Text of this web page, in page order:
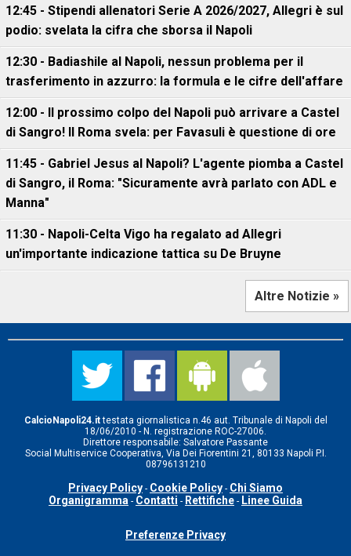
12:45 - Stipendi allenatori Serie A 2026/2027, Allegri è sul
podio: svelata la cifra che sborsa il Napoli
12:30 - Badiashile al Napoli, nessun problema per il
trasferimento in azzurro: la formula e le cifre dell'affare
12:00 - Il prossimo colpo del Napoli può arrivare a Castel
di Sangro! Il Roma svela: per Favasuli è questione di ore
11:45 - Gabriel Jesus al Napoli? L'agente piomba a Castel
di Sangro, il Roma: "Sicuramente avrà parlato con ADL e
Manna"
11:30 - Napoli-Celta Vigo ha regalato ad Allegri
un'importante indicazione tattica su De Bruyne
Altre Notizie »
CalcioNapoli24.ittestata giornalistica n.46 aut. Tribunale di Napoli del
18/06/2010 - N. registrazione ROC-27006.
Direttore responsabile: Salvatore Passante
Social Multiservice Cooperativa, Via Dei Fiorentini 21, 80133 Napoli P.I.
08796131210
Privacy Policy - Cookie Policy - Chi Siamo
Organigramma - Contatti - Rettifiche - Linee Guida
Preferenze Privacy